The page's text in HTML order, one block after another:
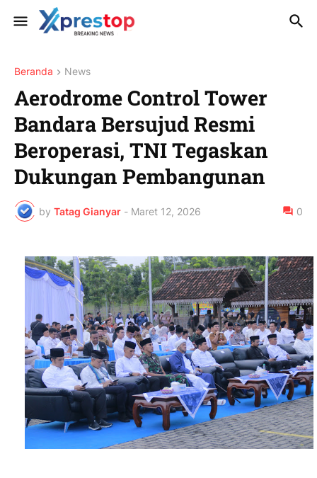
Beranda News
Aerodrome Control Tower
Bandara Bersujud Resmi
Beroperasi, TNI Tegaskan
Dukungan Pembangunan
by Tatag Gianyar - Maret 12, 2026 0